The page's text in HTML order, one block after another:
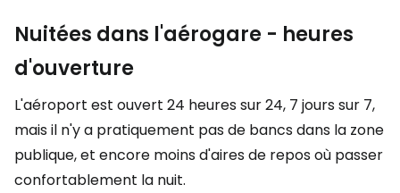
Nuitées dans l'aérogare - heures
d'ouverture
L'aéroport est ouvert 24 heures sur 24, 7 jours sur 7,
mais il n'y a pratiquement pas de bancs dans la zone
publique, et encore moins d'aires de repos où passer
confortablement la nuit.